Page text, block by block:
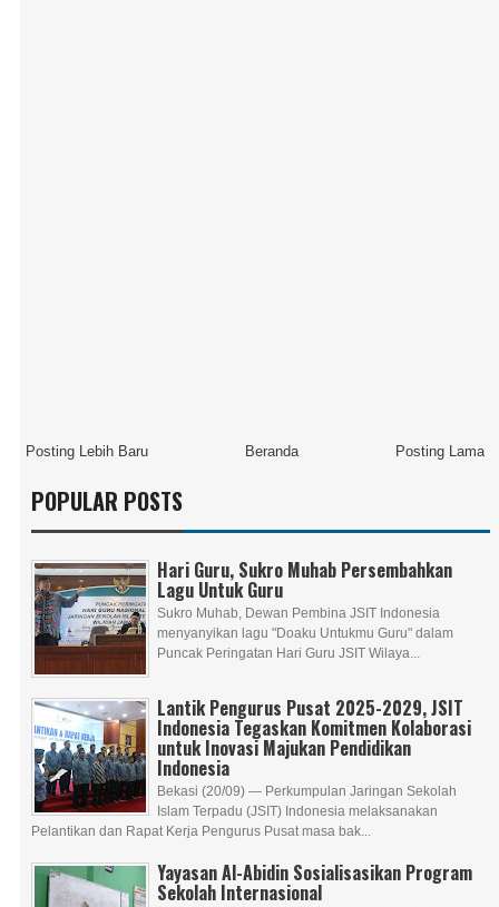
Posting Lebih Baru Posting Lama
Beranda
POPULAR POSTS
Hari Guru, Sukro Muhab Persembahkan
Lagu Untuk Guru
Sukro Muhab, Dewan Pembina JSIT Indonesia
menyanyikan lagu "Doaku Untukmu Guru" dalam
Puncak Peringatan Hari Guru JSIT Wilaya...
Lantik Pengurus Pusat 2025-2029, JSIT
Indonesia Tegaskan Komitmen Kolaborasi
untuk Inovasi Majukan Pendidikan
Indonesia
Bekasi (20/09) — Perkumpulan Jaringan Sekolah
Islam Terpadu (JSIT) Indonesia melaksanakan
Pelantikan dan Rapat Kerja Pengurus Pusat masa bak...
Yayasan Al-Abidin Sosialisasikan Program
Sekolah Internasional